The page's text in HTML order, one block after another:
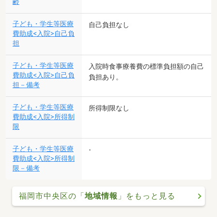
齢
子ども・学生等医療
費助成<入院>自己負
担
自己負担なし
子ども・学生等医療
費助成<入院>自己負
担－備考
入院時食事療養費の標準負担額の自己
負担あり。
子ども・学生等医療
費助成<入院>所得制
限
所得制限なし
子ども・学生等医療
費助成<入院>所得制
限－備考
-
福岡市中央区の「地域情報 」をもっと見る